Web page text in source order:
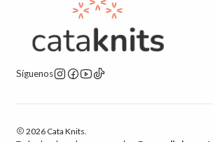
Síguenos
2026 Cata Knits.